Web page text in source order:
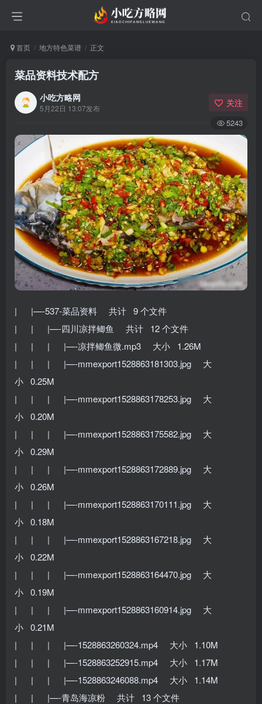
首页 地方特色菜谱 正文
菜品资料技术配方
小吃方略网
5月22日 13:07发布 关注
5243
| |—-537-菜品资料 共计 9 个文件
| | |—-四川凉拌鲫鱼 共计 12 个文件
| | | |—-凉拌鲫鱼微.mp3 大小 1.26M
| | | |—-mmexport1528863181303.jpg 大
小 0.25M
| | | |—-mmexport1528863178253.jpg 大
小 0.20M
| | | |—-mmexport1528863175582.jpg 大
小 0.29M
| | | |—-mmexport1528863172889.jpg 大
小 0.26M
| | | |—-mmexport1528863170111.jpg 大
小 0.18M
| | | |—-mmexport1528863167218.jpg 大
小 0.22M
| | | |—-mmexport1528863164470.jpg 大
小 0.19M
| | | |—-mmexport1528863160914.jpg 大
小 0.21M
| | | |—-1528863260324.mp4 大小 1.10M
| | | |—-1528863252915.mp4 大小 1.17M
| | | |—-1528863246088.mp4 大小 1.14M
| | |—-青岛海凉粉 共计 13 个文件